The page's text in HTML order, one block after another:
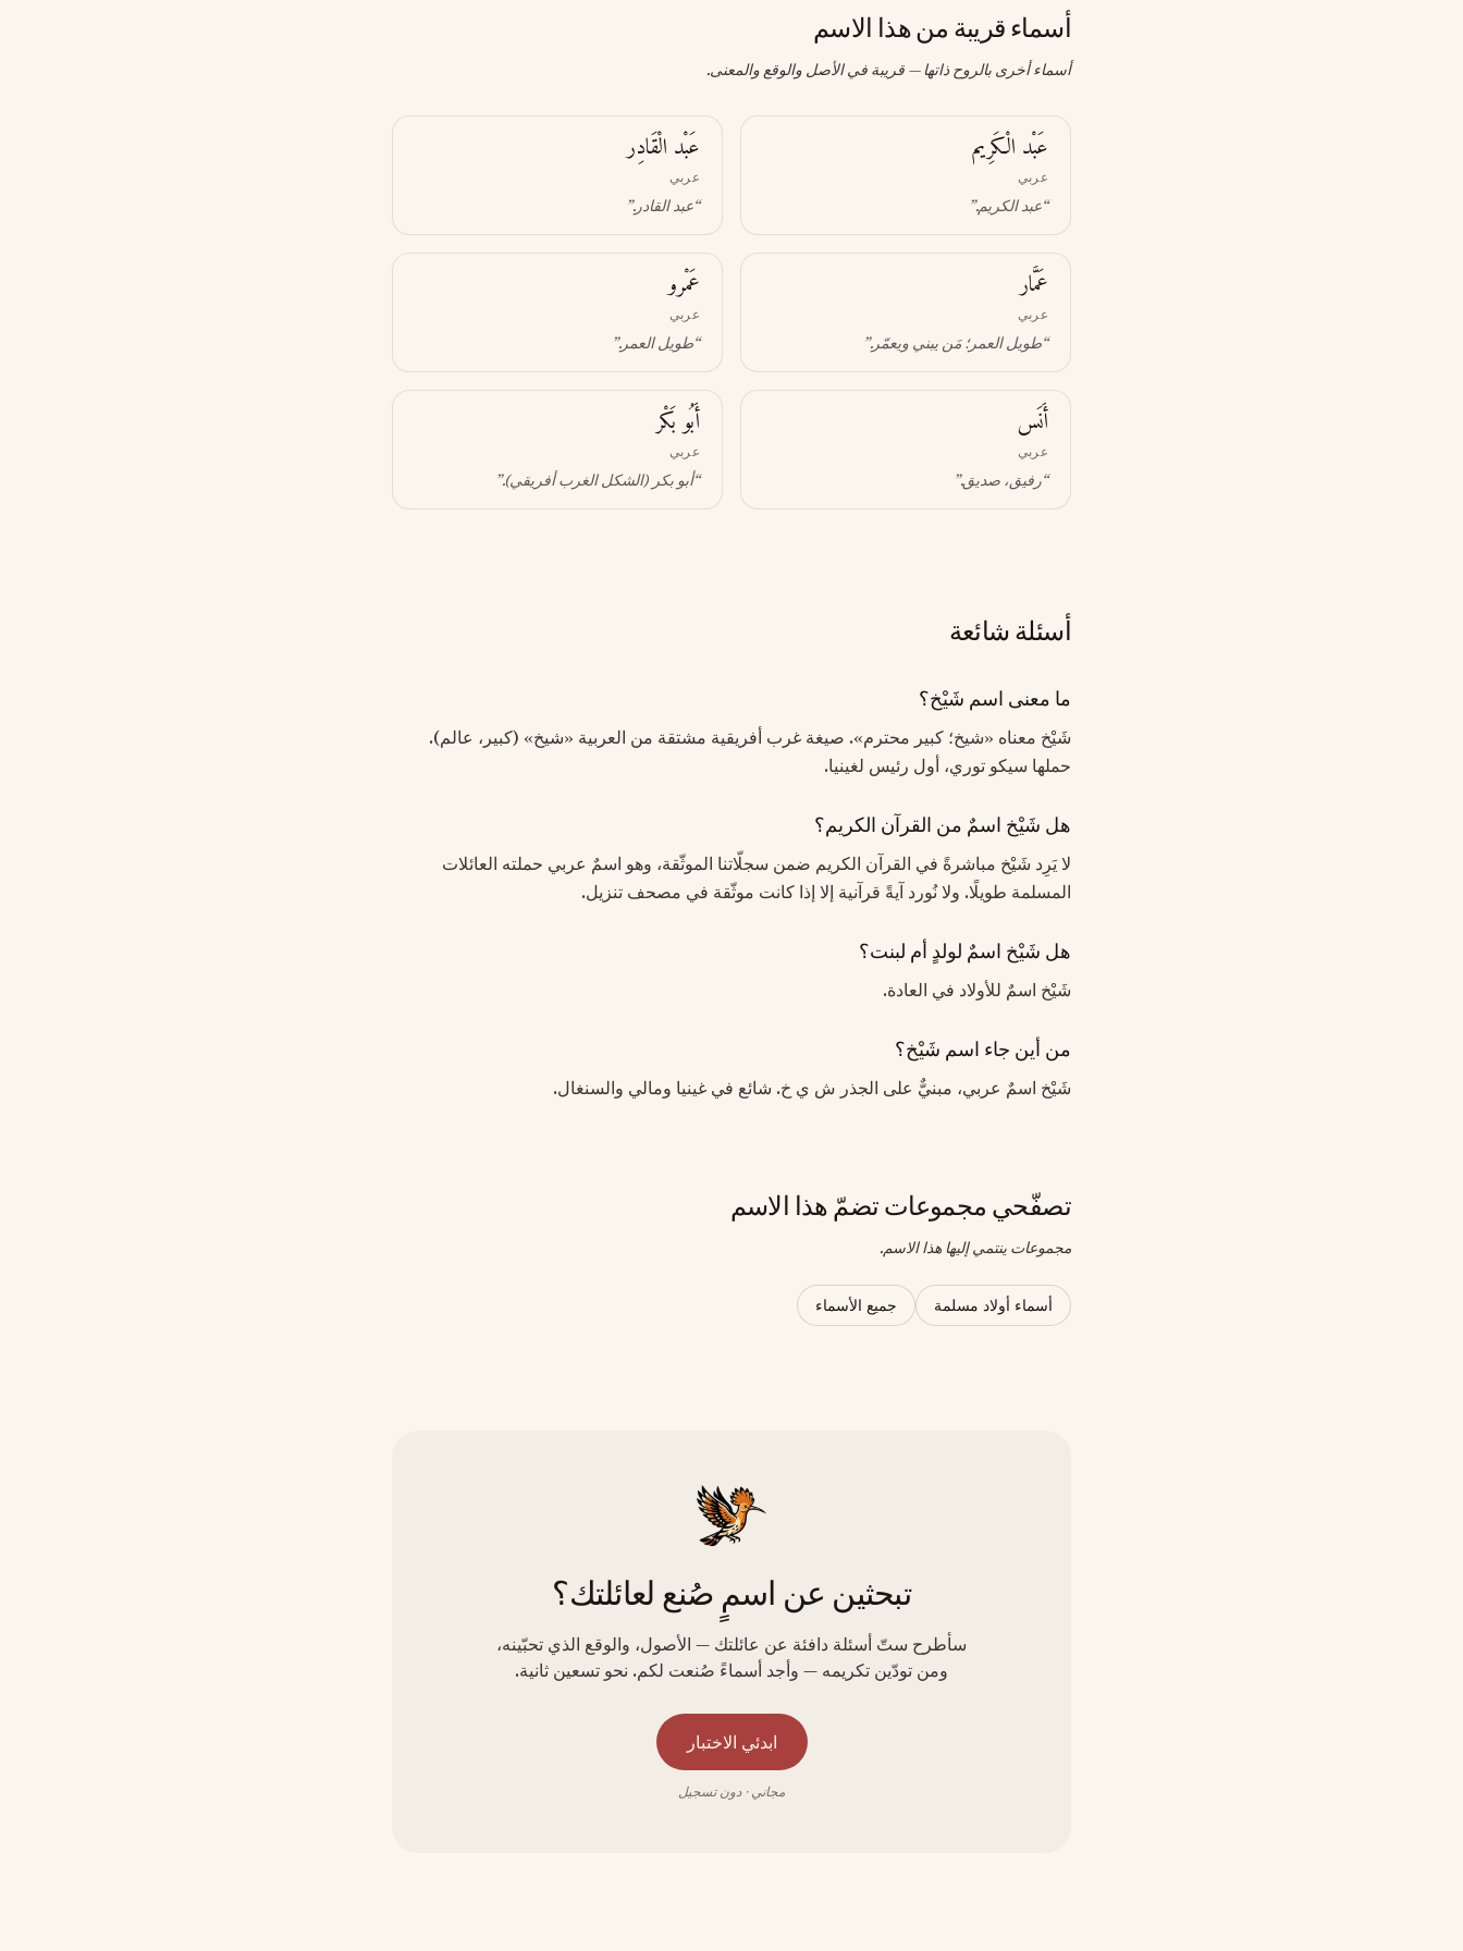
أسماء قريبة من هذا الاسم
أسماء أخرى بالروح ذاتها — قريبة في الأصل والوقع والمعنى.
عَبْد الْكَرِيم
عربي
“عبد الكريم.”
عَبْد الْقَادِر
عربي
“عبد القادر.”
عَمَّار
عربي
“طويل العمر؛ مَن يبني ويعمّر.”
عَمْرو
عربي
“طويل العمر.”
أَنَس
عربي
“رفيق، صديق.”
أَبُو بَكْر
عربي
“أبو بكر (الشكل الغرب أفريقي).”
أسئلة شائعة
ما معنى اسم شَيْخ؟
شَيْخ معناه «شيخ؛ كبير محترم». صيغة غرب أفريقية مشتقة من العربية «شيخ» (كبير، عالم).
حملها سيكو توري، أول رئيس لغينيا.
هل شَيْخ اسمٌ من القرآن الكريم؟
لا يَرِد شَيْخ مباشرةً في القرآن الكريم ضمن سجلّاتنا الموثّقة، وهو اسمٌ عربي حملته العائلات
المسلمة طويلًا. ولا نُورد آيةً قرآنية إلا إذا كانت موثّقة في مصحف تنزيل.
هل شَيْخ اسمٌ لولدٍ أم لبنت؟
شَيْخ اسمٌ للأولاد في العادة.
من أين جاء اسم شَيْخ؟
شَيْخ اسمٌ عربي، مبنيٌّ على الجذر ش ي خ. شائع في غينيا ومالي والسنغال.
تصفّحي مجموعات تضمّ هذا الاسم
مجموعات ينتمي إليها هذا الاسم.
أسماء أولاد مسلمة جميع الأسماء
تبحثين عن اسمٍ صُنع لعائلتك؟
سأطرح ستّ أسئلة دافئة عن عائلتك — الأصول، والوقع الذي تحبّينه،
ومن تودّين تكريمه — وأجد أسماءً صُنعت لكم. نحو تسعين ثانية.
ابدئي الاختبار
مجاني · دون تسجيل